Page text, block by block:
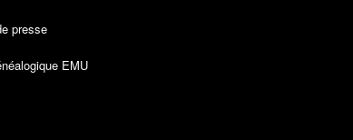
presse
EMU